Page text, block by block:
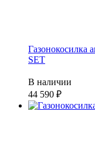
Газонокосилка
SET
В наличии
44 590